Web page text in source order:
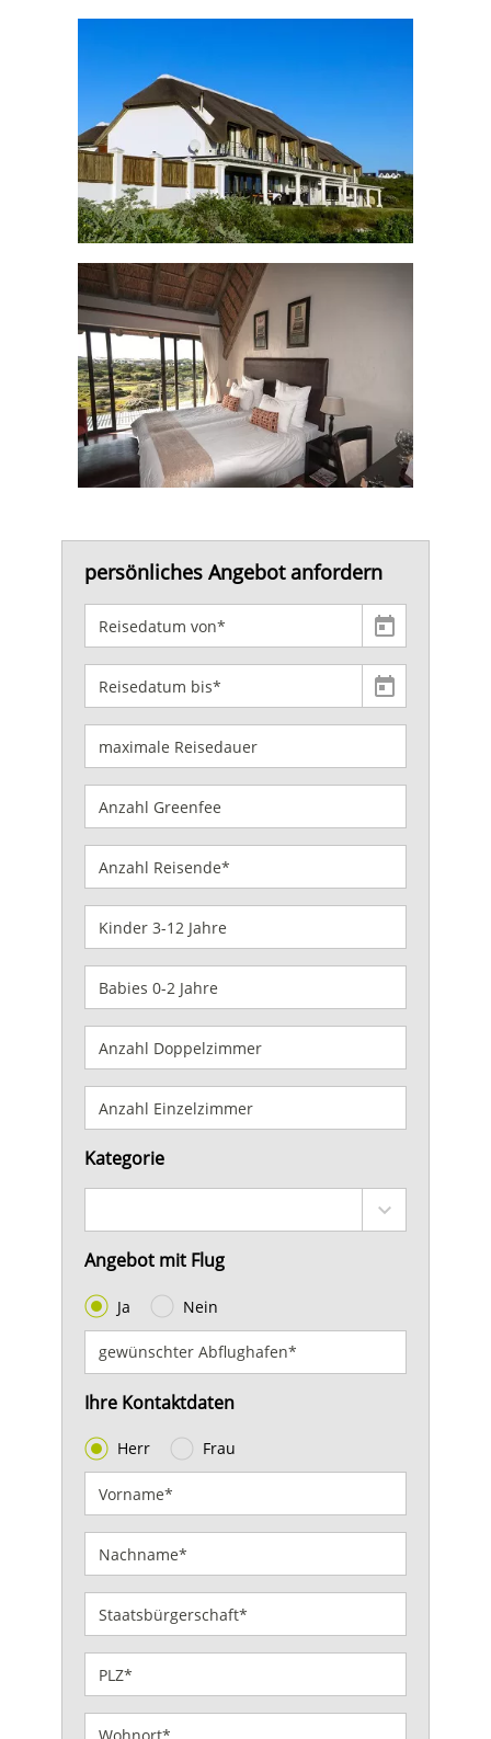
persönliches Angebot anfordern
Kategorie
Angebot mit Flug
Ja Nein
Ihre Kontaktdaten
Herr Frau